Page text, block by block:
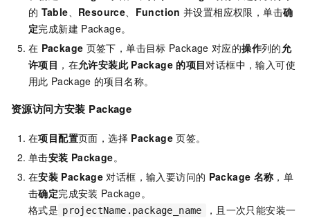
的 Table、 Resource、 Function 并设置相应权限，单击确
定完成新建 Package。
在 Package 页签下，单击目标 Package 对应的操作列的允
许项目 ，在允许安装此 Package 的项目对话框中，输入可使
用此 Package 的项目名称。
资源访问方安装 Package
在项目配置页面，选择 Package 页签。
单击安装 Package。
在安装 Package 对话框，输入要访问的 Package 名称 ，单
击确定完成安装 Package。
格式是 projectName.package_name
，且一次只能安装一